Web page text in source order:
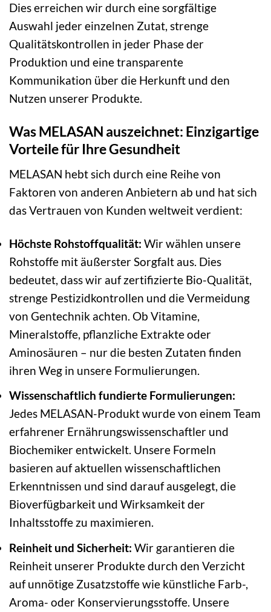
Dies erreichen wir durch eine sorgfältige
Auswahl jeder einzelnen Zutat, strenge
Qualitätskontrollen in jeder Phase der
Produktion und eine transparente
Kommunikation über die Herkunft und den
Nutzen unserer Produkte.
Was MELASAN auszeichnet: Einzigartige
Vorteile für Ihre Gesundheit
MELASAN hebt sich durch eine Reihe von
Faktoren von anderen Anbietern ab und hat sich
das Vertrauen von Kunden weltweit verdient:
Höchste Rohstoffqualität: Wir wählen unsere
Rohstoffe mit äußerster Sorgfalt aus. Dies
bedeutet, dass wir auf zertifizierte Bio-Qualität,
strenge Pestizidkontrollen und die Vermeidung
von Gentechnik achten. Ob Vitamine,
Mineralstoffe, pflanzliche Extrakte oder
Aminosäuren – nur die besten Zutaten finden
ihren Weg in unsere Formulierungen.
Wissenschaftlich fundierte Formulierungen:
Jedes MELASAN-Produkt wurde von einem Team
erfahrener Ernährungswissenschaftler und
Biochemiker entwickelt. Unsere Formeln
basieren auf aktuellen wissenschaftlichen
Erkenntnissen und sind darauf ausgelegt, die
Bioverfügbarkeit und Wirksamkeit der
Inhaltsstoffe zu maximieren.
Reinheit und Sicherheit: Wir garantieren die
Reinheit unserer Produkte durch den Verzicht
auf unnötige Zusatzstoffe wie künstliche Farb-,
Aroma- oder Konservierungsstoffe. Unsere